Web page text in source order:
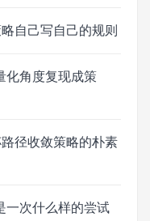
自己写自己的规则
化角度复现成策
径收敛策略的朴素
一次什么样的尝试